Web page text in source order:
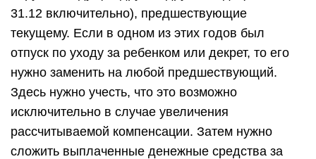
31.12 включительно), предшествующие
текущему. Если в одном из этих годов был
отпуск по уходу за ребенком или декрет, то его
нужно заменить на любой предшествующий.
Здесь нужно учесть, что это возможно
исключительно в случае увеличения
рассчитываемой компенсации. Затем нужно
сложить выплаченные денежные средства за